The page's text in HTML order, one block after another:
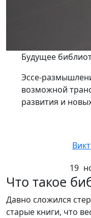
Будущее
Эссе-
возможной
развития и
19
Что такое
Давно сложился
старые книги, что